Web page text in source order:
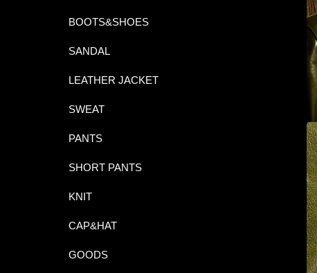
BOOTS&SHOES
SANDAL
LEATHER JACKET
SWEAT
PANTS
SHORT PANTS
KNIT
CAP&HAT
GOODS